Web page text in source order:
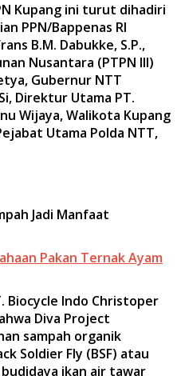
Kupang ini turut dihadiri
PPN/Bappenas RI
B.M. Dabukke, S.P.,
Nusantara (PTPN III)
Gubernur NTT
Direktur Utama PT.
Wijaya, Walikota Kupang
Utama Polda NTT,
Jadi Manfaat
Pakan Ternak Ayam
Biocycle Indo Christoper
Diva Project
sampah organik
Soldier Fly (BSF) atau
ikan air tawar